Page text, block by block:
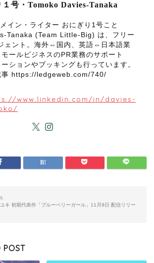
１号・Tomoko Davies-Tanaka
イン・ライター おにぎり1号こと
Tanaka (Team Little-Big) は、フリー
ェント。海外⇔国内、英語⇔日本語業
ールビジネスのPR業務のサポート
ションやブッキングも行っています。
事 https://ledgeweb.com/740/
www.linkedin.com/in/davies-
キ 初期代表作「ブルーベリーガール」11月9日 配信リリー
POST